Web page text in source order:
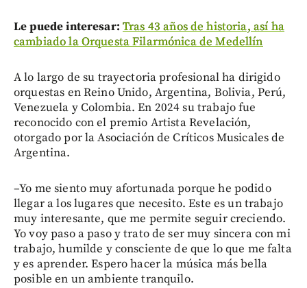
Le puede interesar: Tras 43 años de historia, así ha
cambiado la Orquesta Filarmónica de Medellín
A lo largo de su trayectoria profesional ha dirigido
orquestas en Reino Unido, Argentina, Bolivia, Perú,
Venezuela y Colombia. En 2024 su trabajo fue
reconocido con el premio Artista Revelación,
otorgado por la Asociación de Críticos Musicales de
Argentina.
–Yo me siento muy afortunada porque he podido
llegar a los lugares que necesito. Este es un trabajo
muy interesante, que me permite seguir creciendo.
Yo voy paso a paso y trato de ser muy sincera con mi
trabajo, humilde y consciente de que lo que me falta
y es aprender. Espero hacer la música más bella
posible en un ambiente tranquilo.